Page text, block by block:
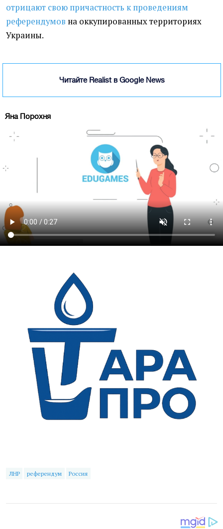
отрицают свою причастность к проведениям
референдумов на оккупированных территориях
Украины.
Читайте Realist в Google News
Яна Порохня
ЛНР референдум Россия